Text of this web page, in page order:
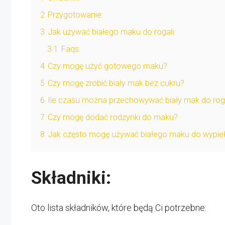
2 Przygotowanie:
3 Jak używać białego maku do rogali:
3.1 Faqs:
4 Czy mogę użyć gotowego maku?
5 Czy mogę zrobić biały mak bez cukru?
6 Ile czasu można przechowywać biały mak do
7 Czy mogę dodać rodzynki do maku?
8 Jak często mogę używać białego maku do
Składniki:
Oto lista składników, które będą Ci potrzebne: